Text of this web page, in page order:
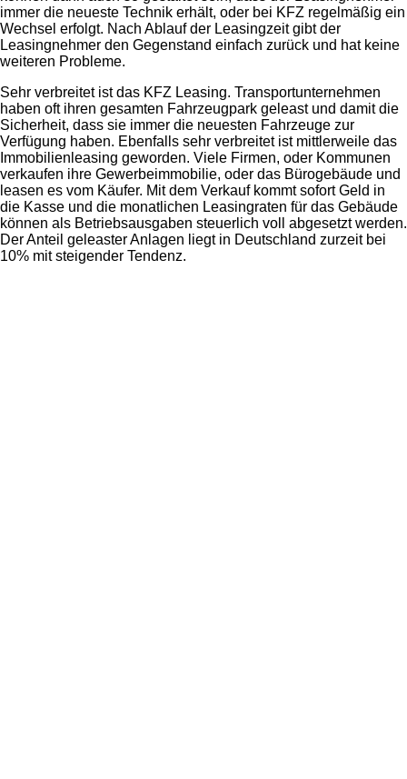
immer die neueste Technik erhält, oder bei KFZ regelmäßig ein
Wechsel erfolgt. Nach Ablauf der Leasingzeit gibt der
Leasingnehmer den Gegenstand einfach zurück und hat keine
weiteren Probleme.
Sehr verbreitet ist das KFZ Leasing. Transportunternehmen
haben oft ihren gesamten Fahrzeugpark geleast und damit die
Sicherheit, dass sie immer die neuesten Fahrzeuge zur
Verfügung haben. Ebenfalls sehr verbreitet ist mittlerweile das
Immobilienleasing geworden. Viele Firmen, oder Kommunen
verkaufen ihre Gewerbeimmobilie, oder das Bürogebäude und
leasen es vom Käufer. Mit dem Verkauf kommt sofort Geld in
die Kasse und die monatlichen Leasingraten für das Gebäude
können als Betriebsausgaben steuerlich voll abgesetzt werden.
Der Anteil geleaster Anlagen liegt in Deutschland zurzeit bei
10% mit steigender Tendenz.